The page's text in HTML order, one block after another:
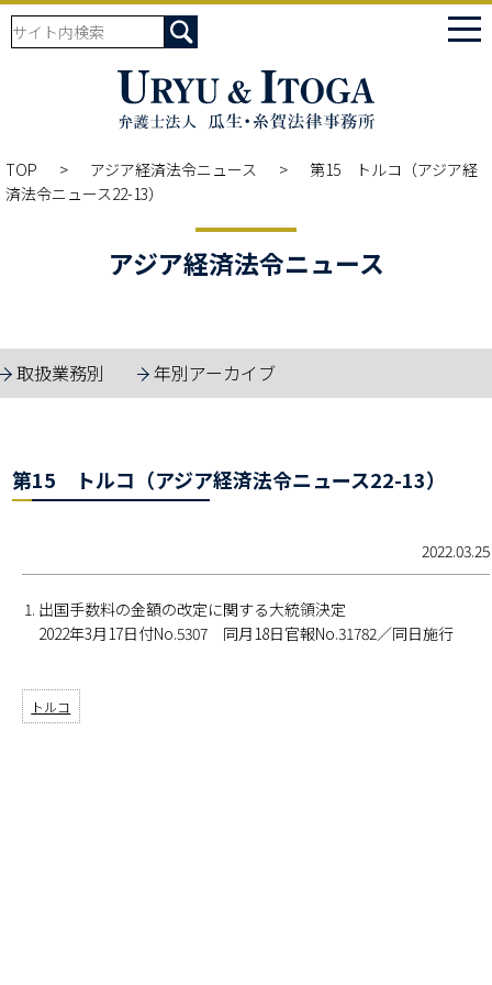
TOP アジア経済法令ニュース
第15 トルコ（アジア経
済法令ニュース22-13）
アジア経済法令ニュース
取扱業務別 年別アーカイブ
第15 トルコ（アジア経済法令ニュース22-13）
2022.03.25
出国手数料の金額の改定に関する大統領決定
2022年3月17日付No.5307 同月18日官報No.31782／同日施行
トルコ